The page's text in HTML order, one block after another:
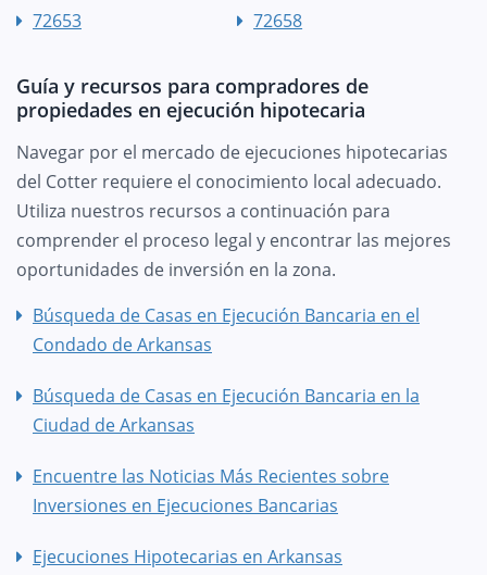
72653 72658
Guía y recursos para compradores de
propiedades en ejecución hipotecaria
Navegar por el mercado de ejecuciones hipotecarias
del Cotter requiere el conocimiento local adecuado.
Utiliza nuestros recursos a continuación para
comprender el proceso legal y encontrar las mejores
oportunidades de inversión en la zona.
Búsqueda de Casas en Ejecución Bancaria en el
Condado de Arkansas
Búsqueda de Casas en Ejecución Bancaria en la
Ciudad de Arkansas
Encuentre las Noticias Más Recientes sobre
Inversiones en Ejecuciones Bancarias
Ejecuciones Hipotecarias en Arkansas